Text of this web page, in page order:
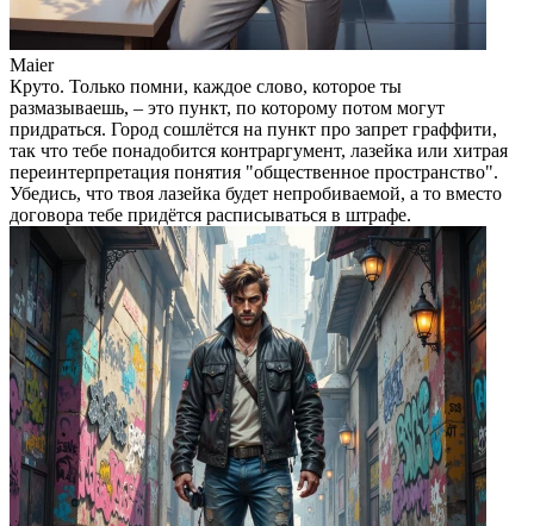
Maier
Круто. Только помни, каждое слово, которое ты
размазываешь, – это пункт, по которому потом могут
придраться. Город сошлётся на пункт про запрет граффити,
так что тебе понадобится контраргумент, лазейка или хитрая
переинтерпретация понятия "общественное пространство".
Убедись, что твоя лазейка будет непробиваемой, а то вместо
договора тебе придётся расписываться в штрафе.